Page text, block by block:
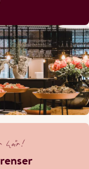
här!